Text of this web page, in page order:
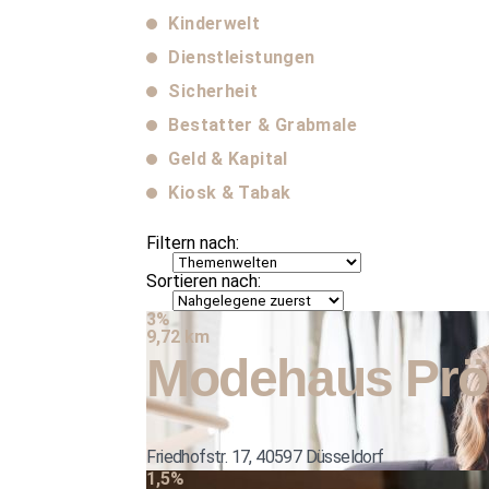
Kinderwelt
Dienstleistungen
Sicherheit
Bestatter & Grabmale
Geld & Kapital
Kiosk & Tabak
Filtern nach:
Sortieren nach:
3%
9,72 km
Modehaus
Friedhofstr. 17, 40597 Düsseldorf
1,5%